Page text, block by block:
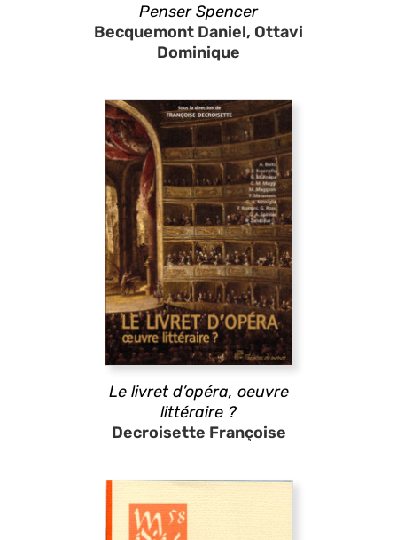
Penser Spencer
Becquemont Daniel, Ottavi
Dominique
Le livret d’opéra, oeuvre
littéraire ?
Decroisette Françoise